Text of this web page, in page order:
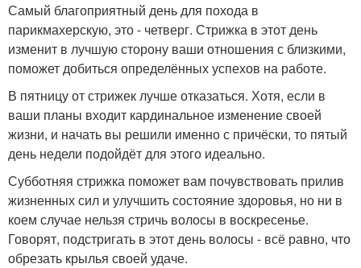
Самый благоприятный день для похода в
парикмахерскую, это - четверг. Стрижка в этот день
изменит в лучшую сторону ваши отношения с близкими,
поможет добиться определённых успехов на работе.
В пятницу от стрижек лучше отказаться. Хотя, если в
ваши планы входит кардинальное изменение своей
жизни, и начать вы решили именно с причёски, то пятый
день недели подойдёт для этого идеально.
Субботняя стрижка поможет вам почувствовать прилив
жизненных сил и улучшить состояние здоровья, но ни в
коем случае нельзя стричь волосы в воскресенье.
Говорят, подстригать в этот день волосы - всё равно, что
обрезать крылья своей удаче.